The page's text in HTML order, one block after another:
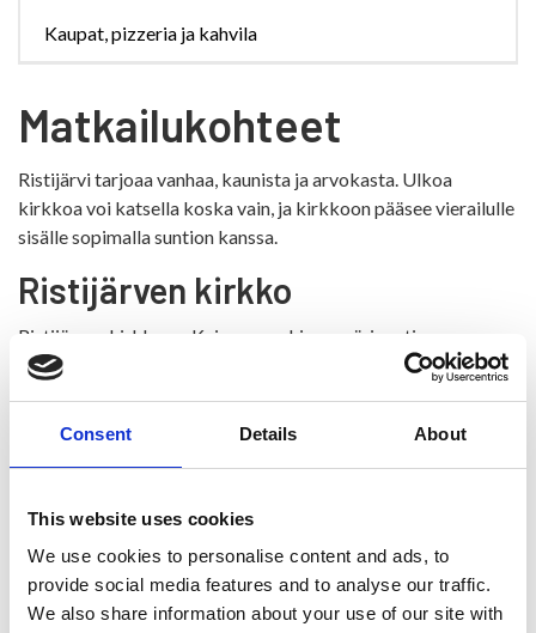
Consent Details About
This website uses cookies
We use cookies to personalise content and ads, to
provide social media features and to analyse our traffic.
We also share information about your use of our site with
Kaupat, pizzeria ja kahvila
Matkailukohteet
Ristijärvi tarjoaa vanhaa, kaunista ja arvokasta. Ulkoa
kirkkoa voi katsella koska vain, ja kirkkoon pääsee vierailulle
sisälle sopimalla suntion kanssa.
Ristijärven kirkko
Ristijärven kirkko on Kainuun vanhin ympärivuotisessa
käytössä oleva kirkko. Sen osoite on Pappilantie 28.